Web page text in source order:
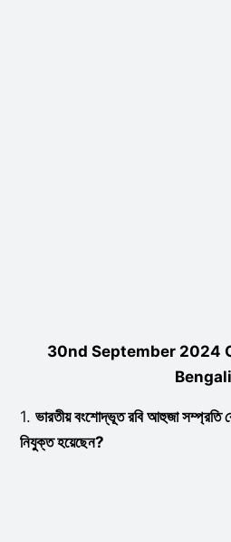
30nd September 2024
Bengali
1. ভারতীয় বংশোদ্ভূত রবি আহুজা সম্প্রতি
নিযুক্ত হয়েছেন?